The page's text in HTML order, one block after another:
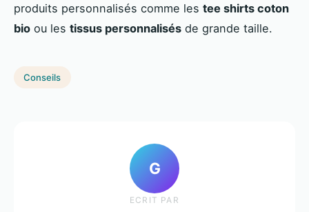
produits personnalisés comme les tee shirts coton
bio ou les tissus personnalisés de grande taille.
Conseils
G
ECRIT PAR